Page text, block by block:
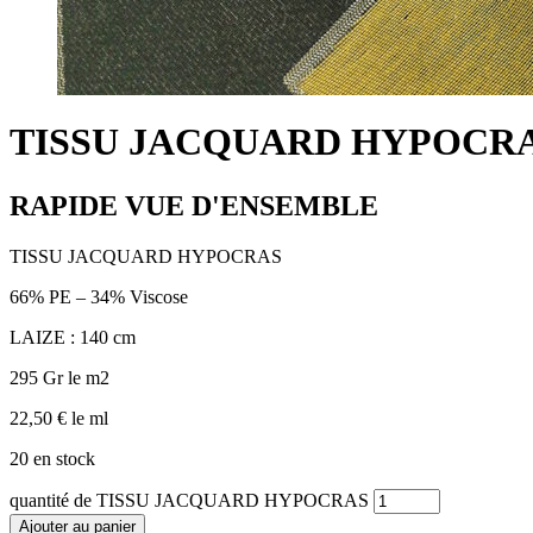
TISSU JACQUARD
RAPIDE VUE D'ENSEMBLE
TISSU JACQUARD HYPOCRAS
66% PE – 34% Viscose
LAIZE : 140 cm
295 Gr le m2
22,50 € le ml
20 en stock
quantité de TISSU JACQUARD HYPOCRAS
Ajouter au panier